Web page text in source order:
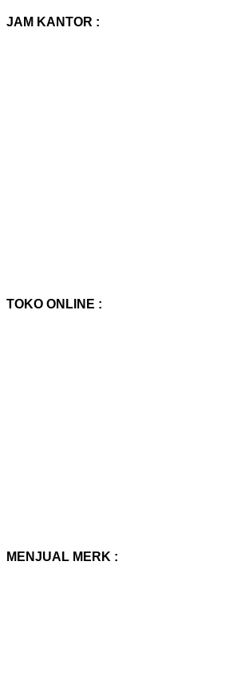
JAM KANTOR :
TOKO ONLINE :
MENJUAL MERK :